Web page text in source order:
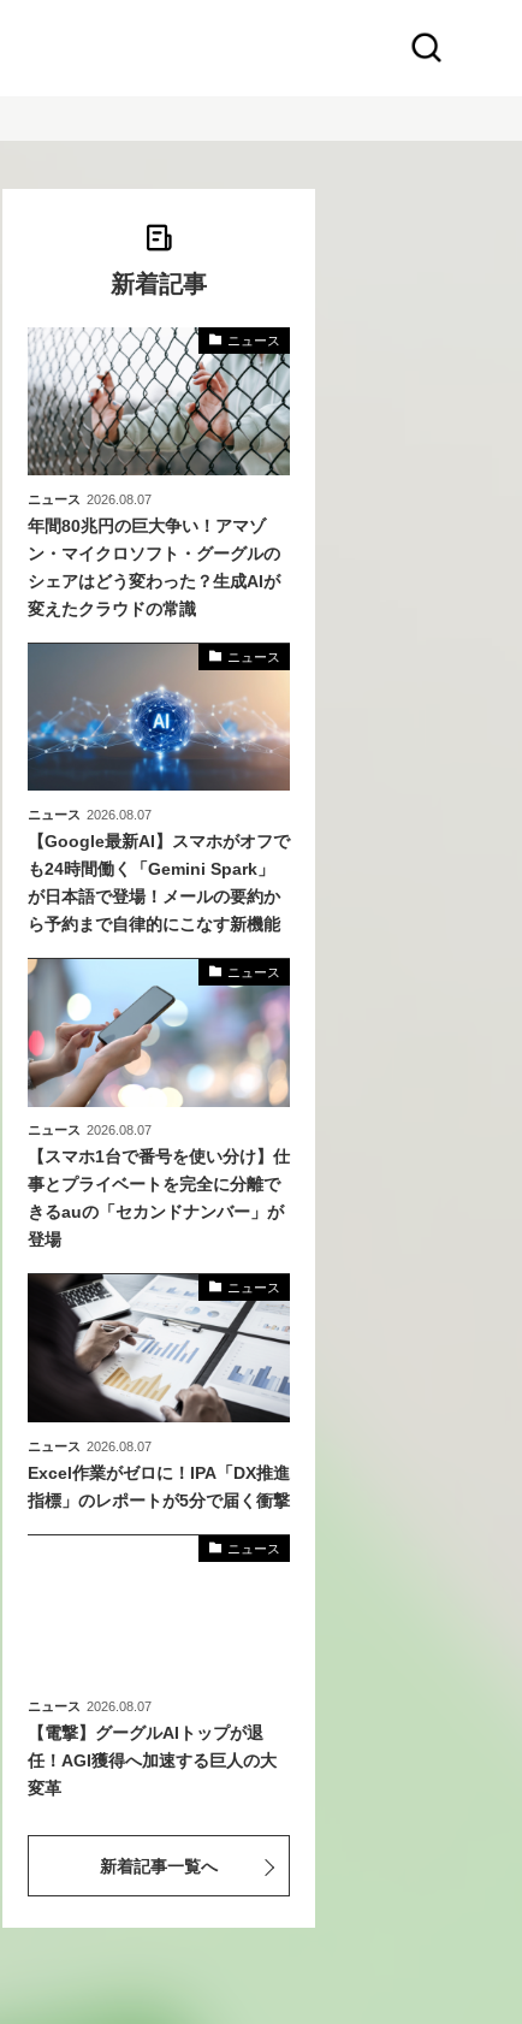
新着記事
ニュース
ニュース 2026.08.07
年間80兆円の巨大争い！アマゾ
ン・マイクロソフト・グーグルの
シェアはどう変わった？生成AIが
変えたクラウドの常識
ニュース
ニュース 2026.08.07
【Google最新AI】スマホがオフで
も24時間働く「Gemini Spark」
が日本語で登場！メールの要約か
ら予約まで自律的にこなす新機能
ニュース
ニュース 2026.08.07
【スマホ1台で番号を使い分け】仕
事とプライベートを完全に分離で
きるauの「セカンドナンバー」が
登場
ニュース
ニュース 2026.08.07
Excel作業がゼロに！IPA「DX推進
指標」のレポートが5分で届く衝撃
ニュース
ニュース 2026.08.07
【電撃】グーグルAIトップが退
任！AGI獲得へ加速する巨人の大
変革
新着記事一覧へ